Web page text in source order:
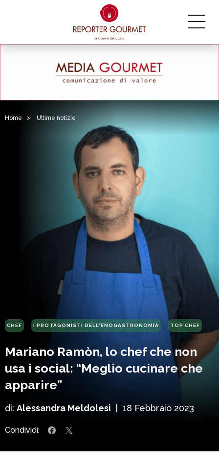
Home > Ultime notizie
CHEF I PROTAGONISTI DELL'ENOGASTRONOMIA TOP CHEF
Mariano Ramòn, lo chef che non
usa i social: “Meglio cucinare che
apparire”
di: Alessandra Meldolesi 18 Febbraio 2023
Condividi: